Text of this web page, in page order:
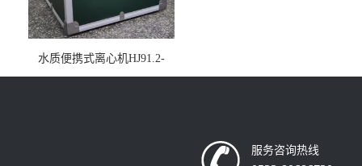
水质便携式离心机HJ91.2-
2022地表水总磷监测内置有
服务咨询热线